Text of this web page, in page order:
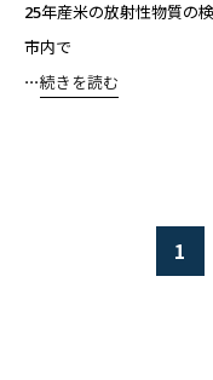
25年産米の放射性物質の
市内で
⋯続きを読む
1